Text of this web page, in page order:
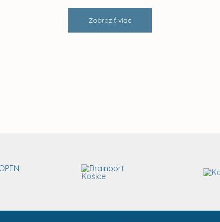
Zobraziť viac